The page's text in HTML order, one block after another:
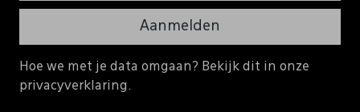
Aanmelden
Hoe we met je data omgaan? Bekijk dit in onze
privacyverklaring.